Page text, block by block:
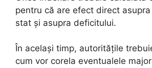
pentru că are efect direct
stat și asupra deficitului.
În același timp, autoritățile
cum vor corela eventualele